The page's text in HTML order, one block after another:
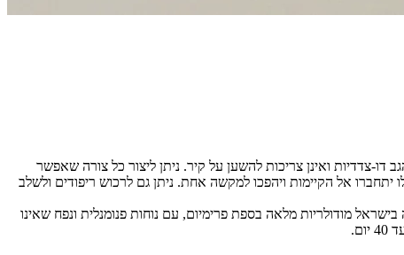
דו-צדדיות ואינן צריכות להשען על קיר. ניתן ליצור כל צורה שאפשר
אל הקיימות ויהפכו למקשה אחת. ניתן גם לרכוש ריפודים ולשלב
מודולריות מלאה בספת פרימיום, עם נוחות פנומנלית ונפח שאינו